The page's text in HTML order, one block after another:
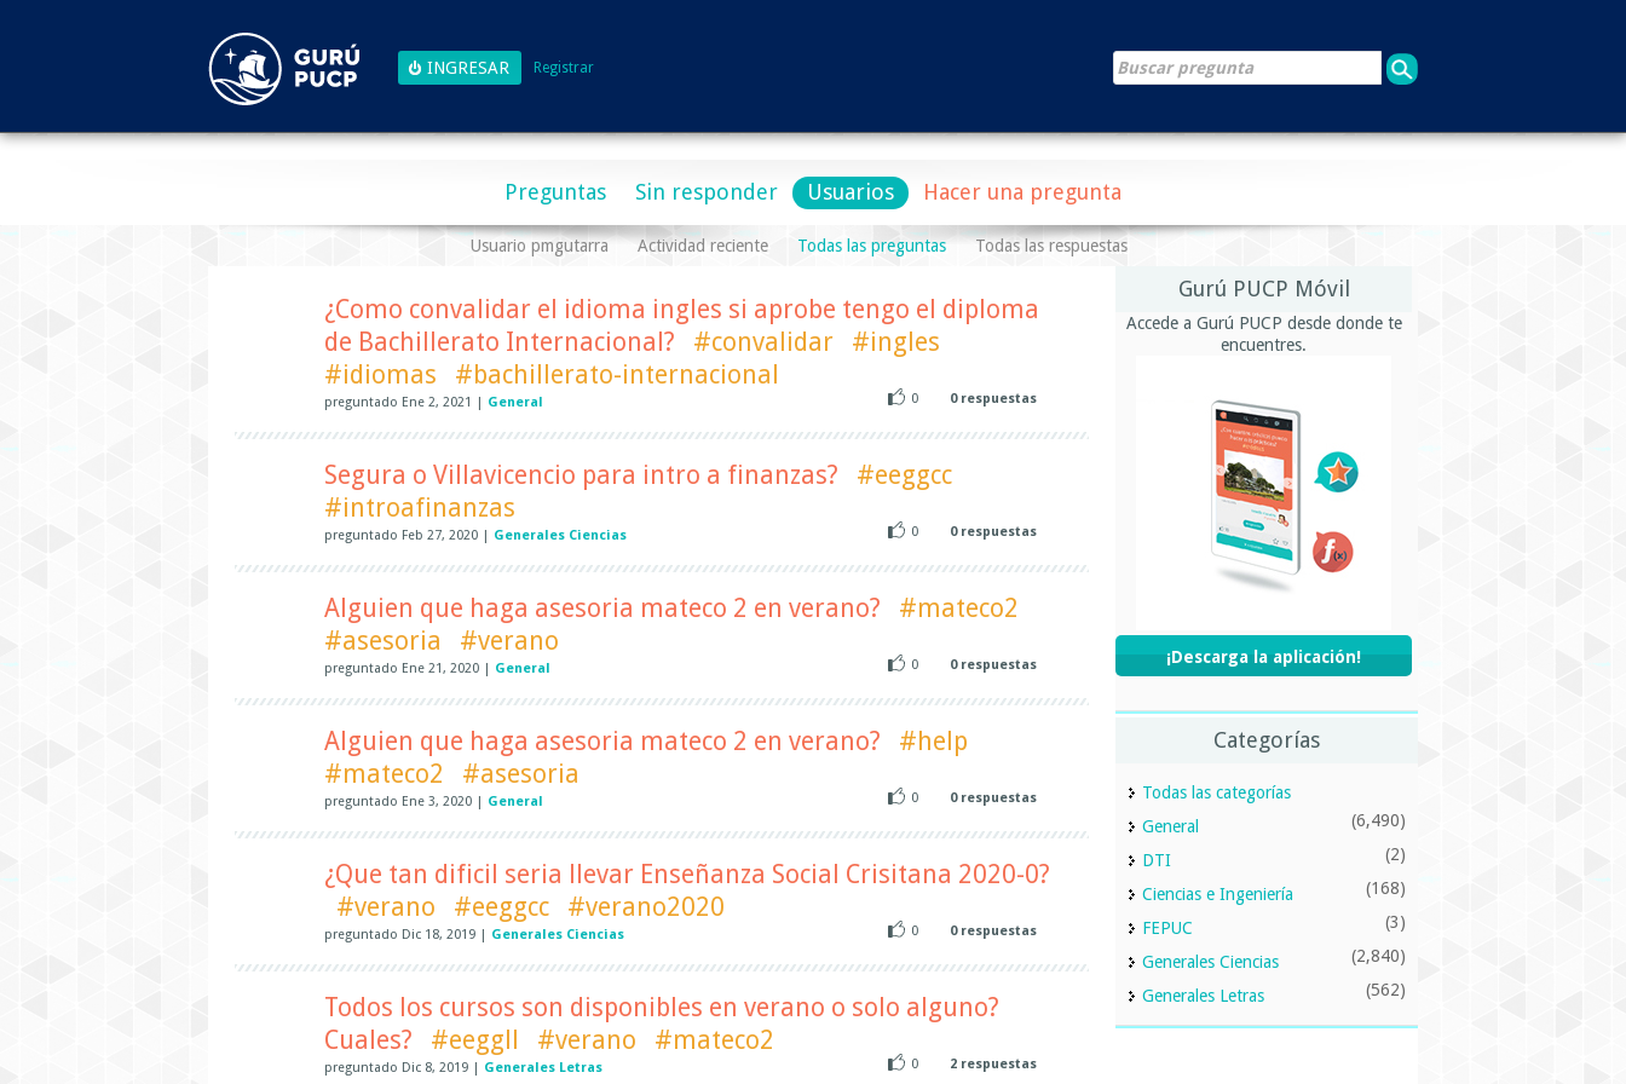
Registrar
Preguntas Sin responder Usuarios Hacer una pregunta
Usuario pmgutarra Actividad reciente Todas las preguntas Todas las respuestas
¿Como convalidar el idioma ingles si aprobe tengo el diploma
de Bachillerato Internacional?
#convalidar
#ingles
#idiomas
#bachillerato-internacional
preguntado Ene 2, 2021 General 0 0respuestas
Segura o Villavicencio para intro a finanzas?
#eeggcc
#introafinanzas
preguntado Feb 27, 2020 Generales Ciencias 0 0respuestas
Alguien que haga asesoria mateco 2 en verano?
#mateco2
#asesoria
#verano
preguntado Ene 21, 2020 General 0 0respuestas
Alguien que haga asesoria mateco 2 en verano?
#help
#mateco2
#asesoria
preguntado Ene 3, 2020 General 0 0respuestas
¿Que tan dificil seria llevar Enseñanza Social Crisitana 2020-0?
#verano
#eeggcc #verano2020
preguntado Dic 18, 2019 Generales Ciencias 0 0respuestas
Todos los cursos son disponibles en verano o solo alguno?
Cuales?
#eeggll #verano #mateco2
preguntado Dic 8, 2019 Generales Letras 0 2 respuestas
Gurú PUCP Móvil
Accede a Gurú PUCP desde donde te
encuentres.
¡Descarga la aplicación!
Categorías
Todas las categorías
General
(6,490)
DTI (2)
Ciencias e Ingeniería (168)
FEPUC (3)
Generales Ciencias (2,840)
Generales Letras (562)